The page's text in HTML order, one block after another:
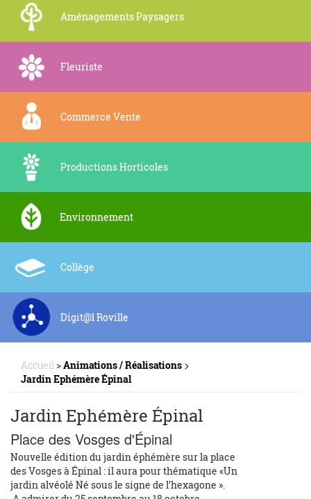
Aménagements Paysagers
Fleuriste
Commerce Vente
Productions Horticoles
Environnement
Collège
Digit@l Roville
Accueil>Animations / Réalisations >
Jardin Ephémère Épinal
Jardin Ephémère Épinal
Place des Vosges d'Épinal
Nouvelle édition du jardin éphémère sur la place
des Vosges à Épinal : il aura pour thématique «Un
jardin alvéolé Né sous le signe de l’hexagone ».